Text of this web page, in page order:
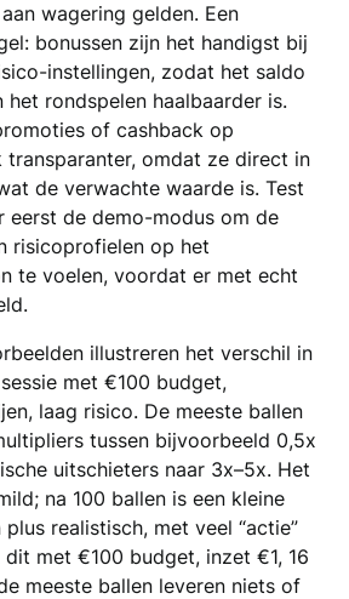
wagering gelden. Een
bonussen zijn het handigst bij
instellingen, zodat het saldo
het rondspelen haalbaarder is.
of cashback op
transparanter, omdat ze direct in
de verwachte waarde is. Test
eerst de demo-modus om de
risicoprofielen op het
te voelen, voordat er met echt
illustreren het verschil in
met €100 budget,
laag risico. De meeste ballen
tussen bijvoorbeeld 0,5x
uitschieters naar 3x–5x. Het
na 100 ballen is een kleine
realistisch, met veel “actie”
met €100 budget, inzet €1, 16
meeste ballen leveren niets of